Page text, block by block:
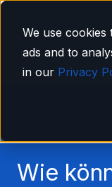
We use cookies
ads and to
in our Privacy
Wie